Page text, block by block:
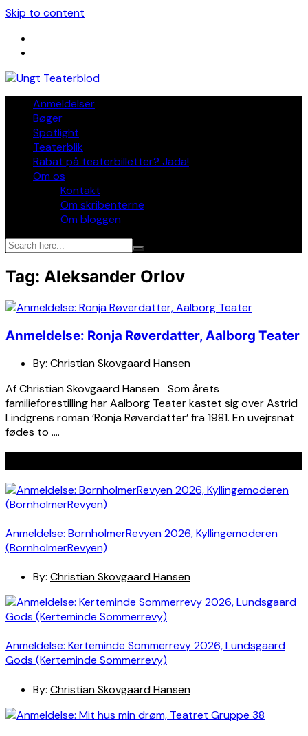
Skip to content
Anmeldelser
Bøger
Spotlight
Teaterblik
Rabat på teaterbilletter? Jada!
Om os
Kontakt
Om skribenterne
Om bloggen
Tag: Aleksander Orlov
Anmeldelse: Ronja Røverdatter, Aalborg Teater
By: Christian Skovgaard Hansen
Af Christian Skovgaard Hansen Som årets
familieforestilling har Aalborg Teater kastet sig over Astrid
Lindgrens roman ’Ronja Røverdatter’ fra 1981. En uvejrsnat
fødes to ….
Anmeldelse: BornholmerRevyen 2026, Kyllingemoderen
(BornholmerRevyen)
By: Christian Skovgaard Hansen
Anmeldelse: Kerteminde Sommerrevy 2026, Lundsgaard
Gods (Kerteminde Sommerrevy)
By: Christian Skovgaard Hansen